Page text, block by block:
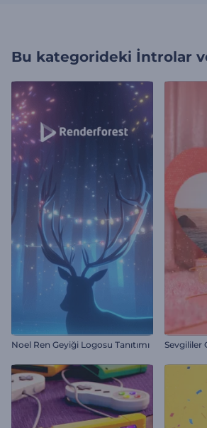
Bu kategorideki İntrolar
Noel Ren Geyiği Logosu Tanıtımı